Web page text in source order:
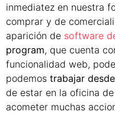
inmediatez en nuestra
comprar y de
aparición de software
program, que cuenta
funcionalidad web,
podemos trabajar
de estar en la oficina
acometer muchas